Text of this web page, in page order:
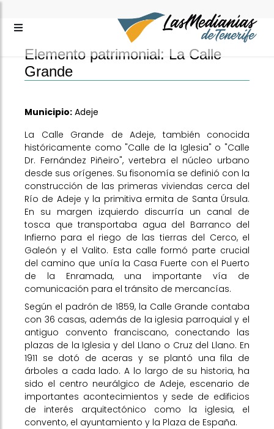
Elemento patrimonial: La Calle
Grande
Municipio: Adeje
La Calle Grande de Adeje, también conocida
históricamente como "Calle de la Iglesia" o "Calle
Dr. Fernández Piñeiro", vertebra el núcleo urbano
desde sus orígenes. Su fisonomía se definió con la
construcción de las primeras viviendas cerca del
Río de Adeje y la primitiva ermita de Santa Úrsula.
En su margen izquierdo discurría un canal de
tosca que transportaba agua del Barranco del
Infierno para el riego de las tierras del Cerco, el
Galeón y el Valito. Esta calle formó parte crucial
del camino que unía la Casa Fuerte con el Puerto
de la Enramada, una importante vía de
comunicación para el tránsito de mercancías.
Según el padrón de 1859, la Calle Grande contaba
con 36 casas, además de la iglesia parroquial y el
antiguo convento franciscano, conectando las
plazas de la Iglesia y del Llano o Cruz del Llano. En
1911 se dotó de aceras y se plantó una fila de
árboles a cada lado. A lo largo de su historia, ha
sido el centro neurálgico de Adeje, escenario de
importantes acontecimientos y sede de edificios
de interés arquitectónico como la iglesia, el
convento, el ayuntamiento y la Plaza de España.